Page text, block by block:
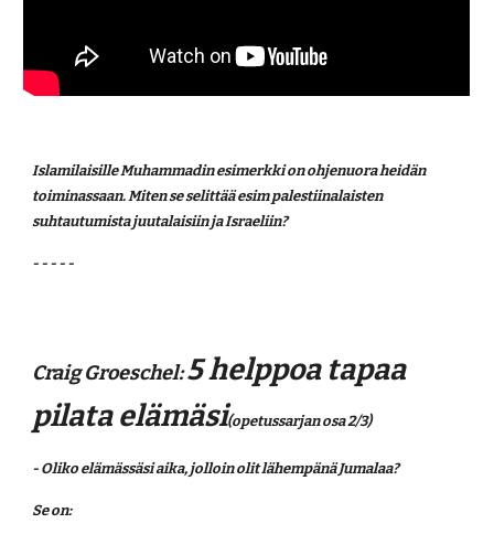
Islamilaisille Muhammadin esimerkki on ohjenuora heidän
toiminassaan. Miten se selittää esim palestiinalaisten
suhtautumista juutalaisiin ja Israeliin?
- - - - -
Craig Groeschel: 5 helppoa tapaa
pilata elämäsi(opetussarjan osa 2/3)
- Oliko elämässäsi aika, jolloin olit lähempänä Jumalaa?
Se on: